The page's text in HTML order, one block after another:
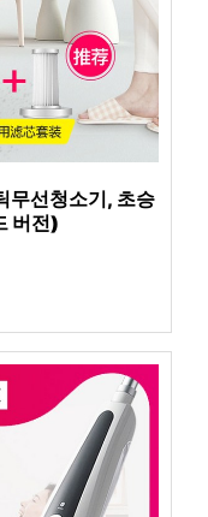
무선청소기, 초승
버전)